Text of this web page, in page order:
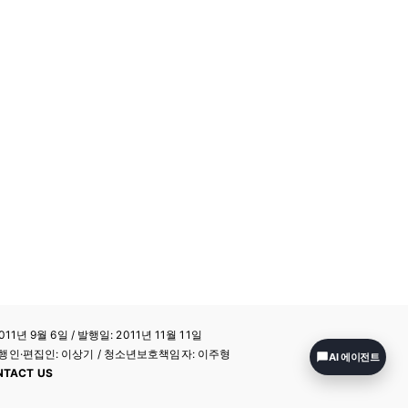
년 9월 6일 / 발행일: 2011년 11월 11일
·편집인: 이상기 / 청소년보호책임자: 이주형
US
AI 에이전트